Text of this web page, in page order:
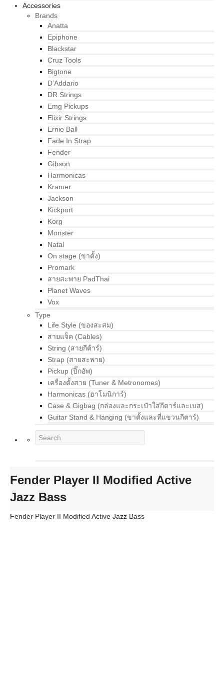
Accessories
Brands
Anatta
Epiphone
Blackstar
Cruz Tools
Bigtone
D’Addario
DR Strings
Emg Pickups
Elixir Strings
Ernie Ball
Fade In Strap
Fender
Gibson
Harmonicas
Kramer
Jackson
Kickport
Korg
Monster
Natal
On stage (ขาตั้ง)
Promark
สายสะพาย PadThai
Planet Waves
Vox
Type
Life Style (ของสะสม)
สายแจ็ค (Cables)
String (สายกีต้าร์)
Strap (สายสะพาย)
Pickup (ปิ๊กอัพ)
เครื่องตั้งสาย (Tuner & Metronomes)
Harmonicas (ฮาโมนิการ์)
Case & Gigbag (กล่องและกระเป๋าใส่กีตาร์และเบส)
Guitar Stand & Hanging (ขาตั้งและที่แขวนกีตาร์)
Fender Player II Modified Active
Jazz Bass
Fender Player II Modified Active Jazz Bass